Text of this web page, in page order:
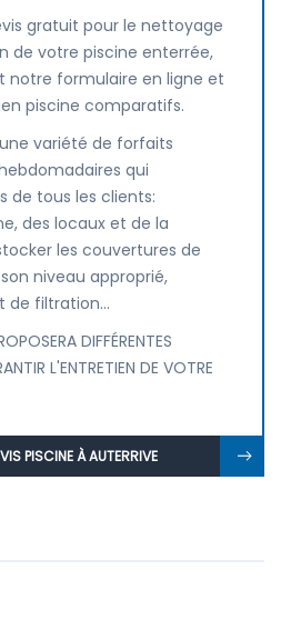
gratuit pour le nettoyage
de votre piscine enterrée,
notre formulaire en ligne et
piscine comparatifs.
variété de forfaits
qui
de tous les clients:
des locaux et de la
les couvertures de
niveau approprié,
de filtration...
DIFFÉRENTES
L'ENTRETIEN DE VOTRE
PISCINE À AUTERRIVE